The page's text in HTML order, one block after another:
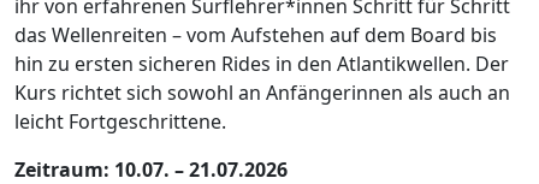
ihr von erfahrenen Surflehrer*innen Schritt für Schritt
das Wellenreiten – vom Aufstehen auf dem Board bis
hin zu ersten sicheren Rides in den Atlantikwellen. Der
Kurs richtet sich sowohl an Anfängerinnen als auch an
leicht Fortgeschrittene.
Zeitraum: 10.07. – 21.07.2026